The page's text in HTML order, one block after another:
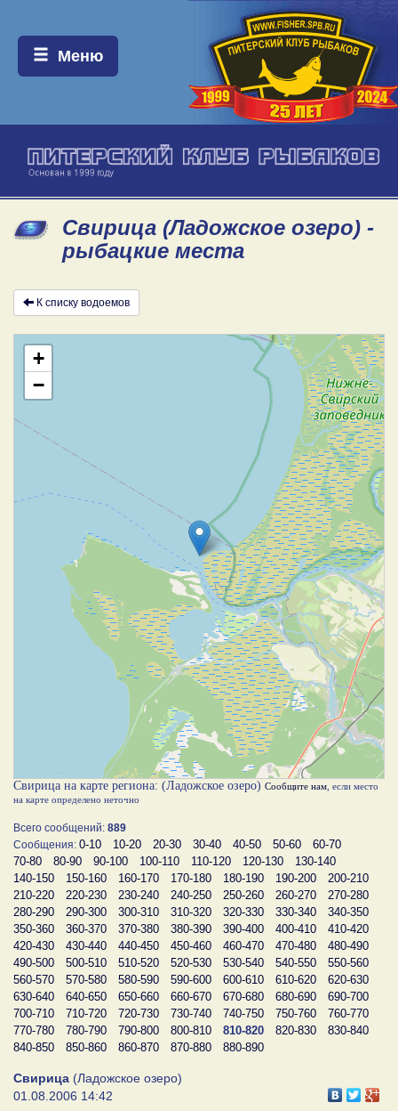
Меню:
Меню
Свирица (Ладожское озеро) -
рыбацкие места
К списку водоемов
+
−
Свирица на карте региона: (Ладожское озеро) Сообщите нам , если место
на карте определено неточно
Всего сообщений: 889
Сообщения: 0-10 10-20 20-30 30-40 40-50 50-60
60-70
70-80
80-90 90-100 100-110 110-120 120-130
130-140
140-150
150-160 160-170 170-180 180-190 190-200
200-210
210-220
220-230 230-240 240-250 250-260 260-270
270-280
280-290
290-300 300-310 310-320 320-330 330-340
340-350
350-360
360-370 370-380 380-390 390-400 400-410
410-420
420-430
430-440 440-450 450-460 460-470 470-480
480-490
490-500
500-510 510-520 520-530 530-540 540-550
550-560
560-570
570-580 580-590 590-600 600-610 610-620
620-630
630-640
640-650 650-660 660-670 670-680 680-690
690-700
700-710
710-720 720-730 730-740 740-750 750-760
760-770
770-780
780-790 790-800 800-810 810-820 820-830
830-840
840-850
850-860 860-870 870-880 880-890
Свирица (Ладожское озеро)
01.08.2006 14:42